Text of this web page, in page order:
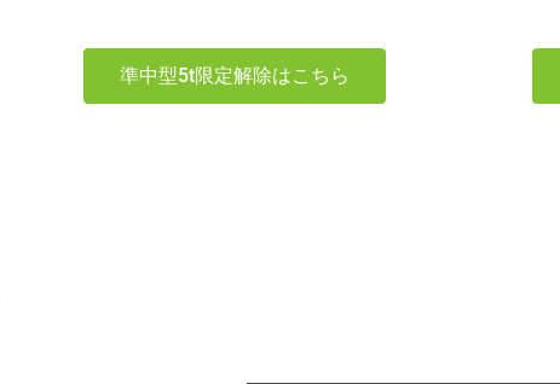
準中型5t限定解除はこちら